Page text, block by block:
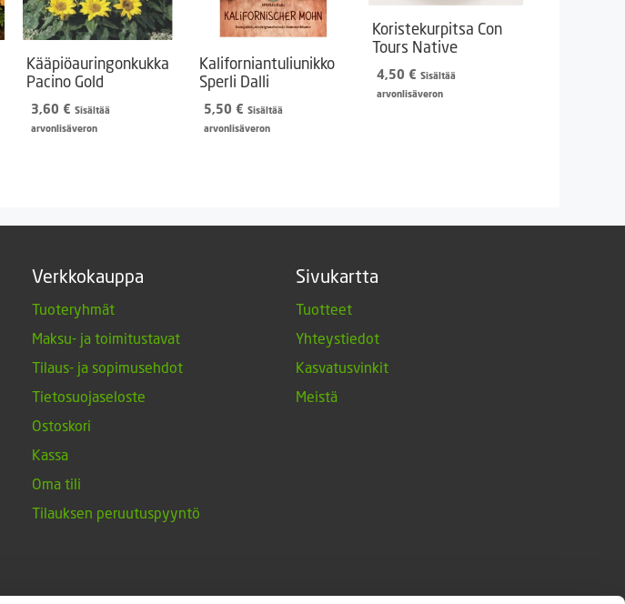
Kääpiöauringonkukka
Pacino Gold
3,60 € Sisältää
arvonlisäveron
Kaliforniantuliunikko
Sperli Dalli
5,50 € Sisältää
arvonlisäveron
Koristekurpitsa Con
Tours Native
4,50 € Sisältää
arvonlisäveron
Verkkokauppa
Tuoteryhmät
Maksu- ja toimitustavat
Tilaus- ja sopimusehdot
Tietosuojaseloste
Ostoskori
Kassa
Oma tili
Tilauksen peruutuspyyntö
Sivukartta
Tuotteet
Yhteystiedot
Kasvatusvinkit
Meistä